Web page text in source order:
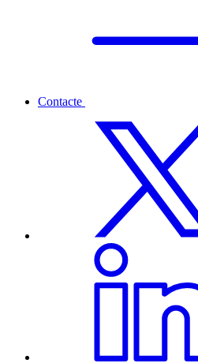
Contacte